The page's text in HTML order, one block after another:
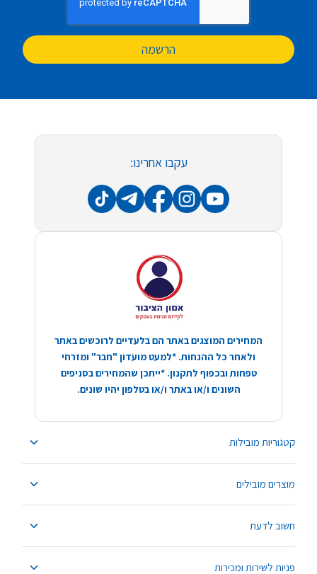
הרשמה
קטגוריות מובילות
מוצרים מובילים
חשוב לדעת
פניות לשירות ומכירות
עקבו אחרינו:
המחירים המוצגים באתר הם בלעדיים לרוכשים באתר
ולאחר כל ההנחות. *למעט מועדון "חבר" ומזרחי
טפחות ובכפוף לתקנון. *ייתכן שהמחירים בסניפים
השונים ו/או באתר ו/או בטלפון יהיו שונים.